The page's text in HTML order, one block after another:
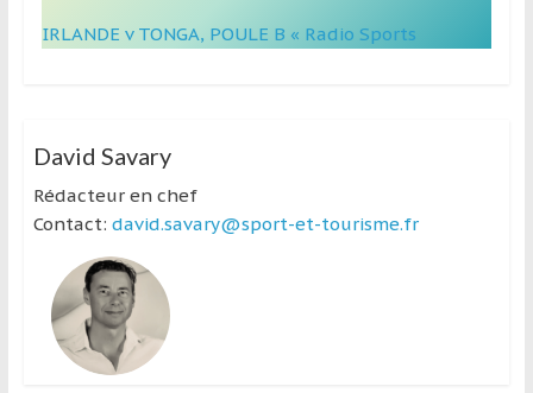
IRLANDE v TONGA, POULE B « Radio Sports
David Savary
Rédacteur en chef
Contact: david.savary@sport-et-tourisme.fr